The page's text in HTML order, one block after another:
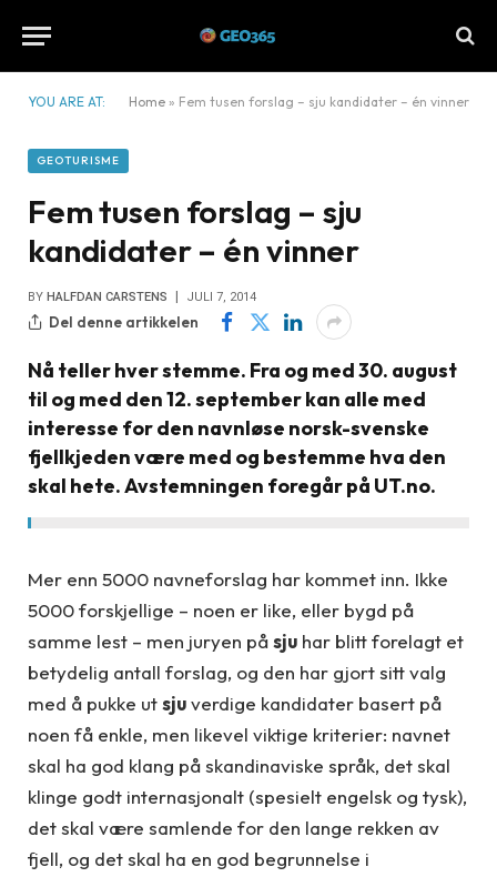
YOU ARE AT: Home » Fem tusen forslag – sju kandidater – én vinner
GEOTURISME
Fem tusen forslag – sju
kandidater – én vinner
BY HALFDAN CARSTENS JULI 7, 2014
Del denne artikkelen
Nå teller hver stemme. Fra og med 30. august
til og med den 12. september kan alle med
interesse for den navnløse norsk-svenske
fjellkjeden være med og bestemme hva den
skal hete. Avstemningen foregår på UT.no.
Mer enn 5000 navneforslag har kommet inn. Ikke
5000 forskjellige – noen er like, eller bygd på
samme lest – men juryen påsju har blitt forelagt et
betydelig antall forslag, og den har gjort sitt valg
med å pukke utsjuverdige kandidater basert på
noen få enkle, men likevel viktige kriterier: navnet
skal ha god klang på skandinaviske språk, det skal
klinge godt internasjonalt (spesielt engelsk og tysk),
det skal være samlende for den lange rekken av
fjell, og det skal ha en god begrunnelse i